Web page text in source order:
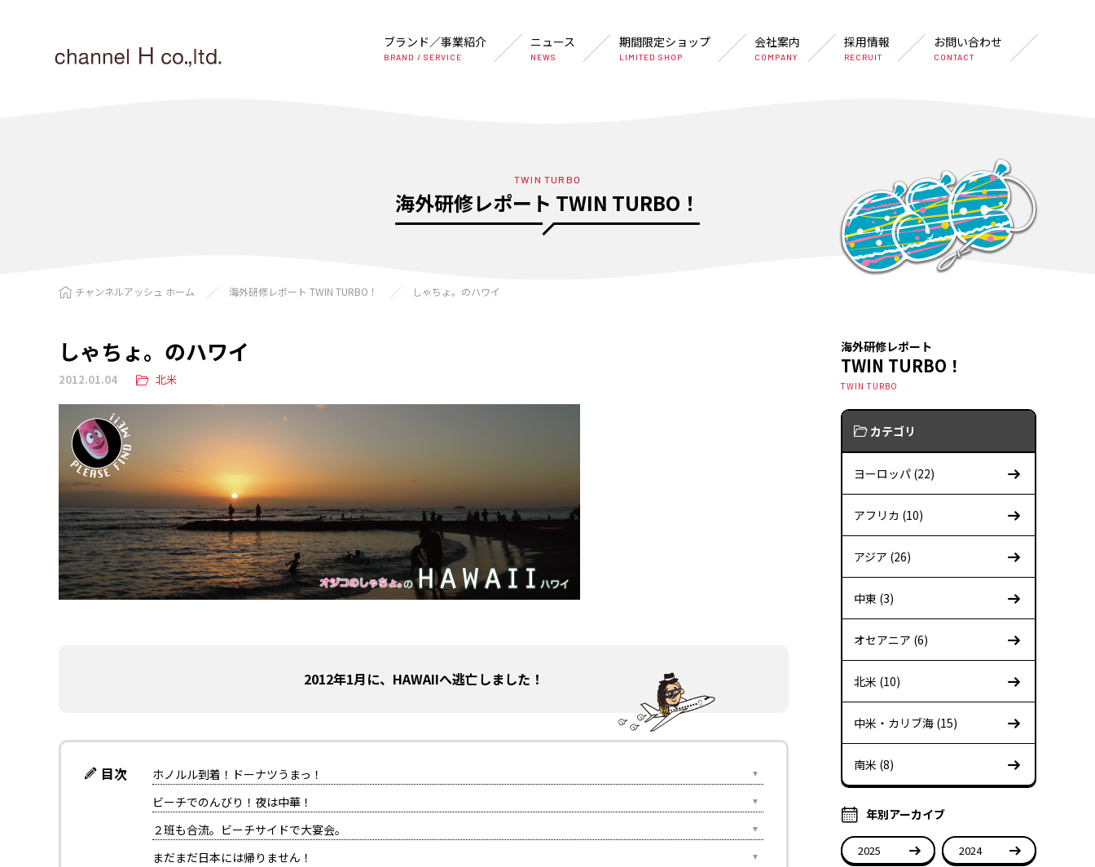
ブランド／事業紹介
BRAND / SERVICE
ニュース
NEWS
期間限定ショップ
LIMITED SHOP
会社案内
COMPANY
採用情報
RECRUIT
お問い合わせ
CONTACT
TWIN TURBO
海外研修レポート TWIN TURBO！
チャンネルアッシュ ホーム 海外研修レポート TWIN TURBO！ しゃちょ。のハワイ
しゃちょ。のハワイ
2012.01.04 北米
2012年1月に、 HAWAIIへ逃亡しました！
目次
ホノルル到着！ドーナツうまっ！
ビーチでのんびり！夜は中華！
２班も合流。ビーチサイドで大宴会。
まだまだ日本には帰りません！
海外研修レポート
TWIN TURBO！
TWIN TURBO
カテゴリ
ヨーロッパ (22)
アフリカ (10)
アジア (26)
中東 (3)
オセアニア (6)
北米 (10)
中米・カリブ海 (15)
南米 (8)
年別アーカイブ
2025 2024